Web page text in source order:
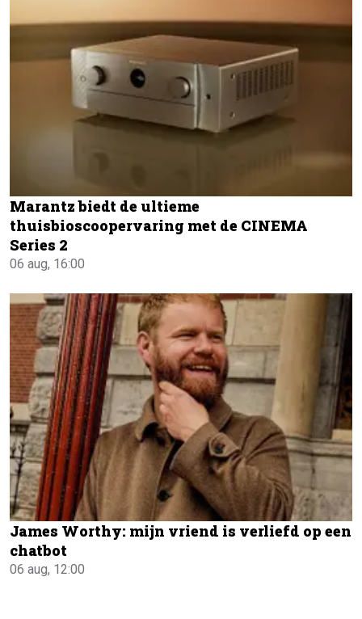
Marantz biedt de ultieme
thuisbioscoopervaring met de CINEMA
Series 2
06 aug, 16:00
James Worthy: mijn vriend is verliefd op een
chatbot
06 aug, 12:00